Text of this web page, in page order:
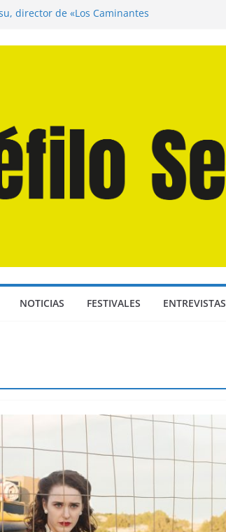
director de «Los Caminantes
NOTICIAS FESTIVALES ENTREVISTAS